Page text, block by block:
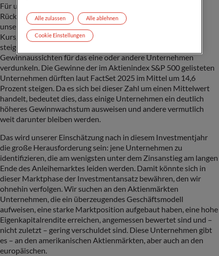
Für uns bedeutet das nicht, dass wir dem Aktienmarkt den
Rücken kehren würden. Allerdings müssen sich die Anleger
unserer Einschätzung nach darauf einstellen, dass die
Kursgewinne weniger kräftig als in den vergangenen Jahren
steigen und dass sich durch den Zinsanstieg die
Gewinnaussichten für das eine oder andere Unternehmen
verdunkeln. Die Gewinne der im Aktienindex S&P 500 gelisteten
Unternehmen dürften laut FactSet 2025 im Mittel um 14,6
Prozent steigen. Da es sich bei dieser Zahl um einen Mittelwert
handelt, bedeutet dies, dass einige Unternehmen ein deutlich
höheres Gewinnwachstum ausweisen und andere vermutlich
weit darunter bleiben werden.
Das wird unserer Einschätzung nach in diesem Investmentjahr
die große Herausforderung sein: jene Unternehmen zu
identifizieren, die am wenigsten unter dem Zinsanstieg am langen
Ende des Anleihemarktes leiden werden. Damit könnte sich in
dieser Marktphase der Investmentansatz bewähren, den wir
ohnehin verfolgen. Wir suchen an den Aktienmärkten
Unternehmen, die ein überzeugendes Geschäftsmodell
aufweisen, eine starke Marktposition aufgebaut haben, eine hohe
Eigenkapitalrendite erreichen, angemessen bewertet sind und –
nicht zuletzt – gering verschuldet sind. Diese Unternehmen gibt
es – an den amerikanischen Aktienmärkten, aber auch an den
europäischen.
Alle ablehnen
Alle zulassen
Cookie Einstellungen